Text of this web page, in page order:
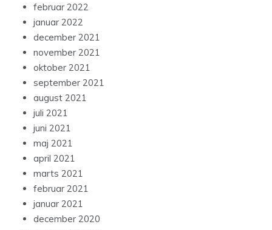
februar 2022
januar 2022
december 2021
november 2021
oktober 2021
september 2021
august 2021
juli 2021
juni 2021
maj 2021
april 2021
marts 2021
februar 2021
januar 2021
december 2020